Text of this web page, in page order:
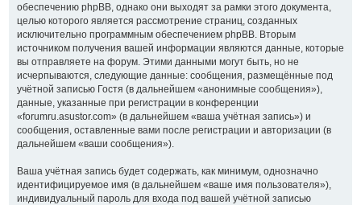
обеспечению phpBB, однако они выходят за рамки этого документа,
целью которого является рассмотрение страниц, созданных
исключительно программным обеспечением phpBB. Вторым
источником получения вашей информации являются данные, которые
вы отправляете на форум. Этими данными могут быть, но не
исчерпываются, следующие данные: сообщения, размещённые под
учётной записью Гостя (в дальнейшем «анонимные сообщения»),
данные, указанные при регистрации в конференции
«forumru.asustor.com» (в дальнейшем «ваша учётная запись») и
сообщения, оставленные вами после регистрации и авторизации (в
дальнейшем «ваши сообщения»).
Ваша учётная запись будет содержать, как минимум, однозначно
идентифицируемое имя (в дальнейшем «ваше имя пользователя»),
индивидуальный пароль для входа под вашей учётной записью